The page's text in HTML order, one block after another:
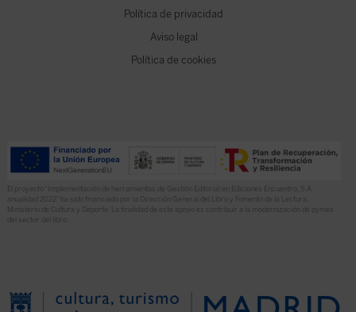
Política de privacidad
Aviso legal
Política de cookies
El proyecto “Implementación de herramientas de Gestión Editorial en Ediciones Encuentro, S.A.
anualidad 2022” ha sido financiado por la Dirección General del Libro y Fomento de la Lectura,
Ministerio de Cultura y Deporte. La finalidad de este apoyo es contribuir a la modernización de pymes
del sector del libro.